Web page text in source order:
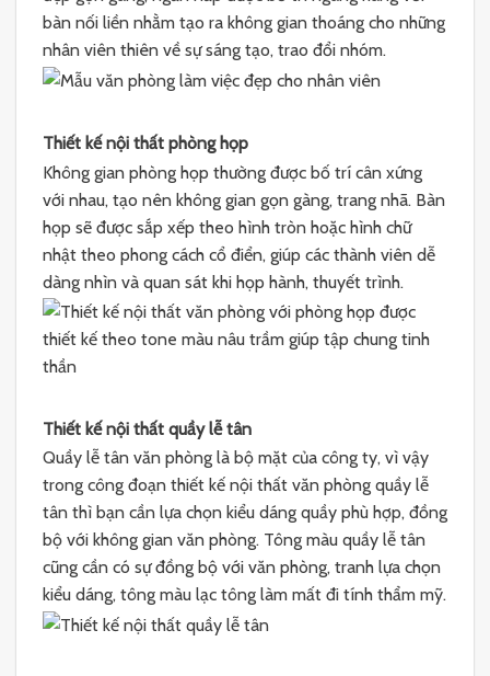
bàn nối liền nhằm tạo ra không gian thoáng cho những
nhân viên thiên về sự sáng tạo, trao đổi nhóm.
Thiết kế nội thất phòng họp
Không gian phòng họp thường được bố trí cân xứng
với nhau, tạo nên không gian gọn gàng, trang nhã. Bàn
họp sẽ được sắp xếp theo hình tròn hoặc hình chữ
nhật theo phong cách cổ điển, giúp các thành viên dễ
dàng nhìn và quan sát khi họp hành, thuyết trình.
Thiết kế nội thất quầy lễ tân
Quầy lễ tân văn phòng là bộ mặt của công ty, vì vậy
trong công đoạn thiết kế nội thất văn phòng quầy lễ
tân thì bạn cần lựa chọn kiểu dáng quầy phù hợp, đồng
bộ với không gian văn phòng. Tông màu quầy lễ tân
cũng cần có sự đồng bộ với văn phòng, tranh lựa chọn
kiểu dáng, tông màu lạc tông làm mất đi tính thẩm mỹ.